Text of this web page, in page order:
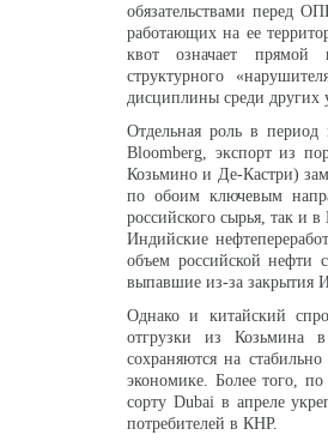
обязательствами перед
работающих на ее
квот означает прямой
структурного
дисциплины среди других
Отдельная роль в период
Bloomberg, экспорт из
Козьмино и Де-Кастри)
по обоим ключевым
российского сырья, так и
Индийские
объем российской нефти
выпавшие из-за закрытия
Однако и китайский
отгрузки из Козьмина
сохраняются на
экономике. Более того,
сорту Dubai в апреле
потребителей в КНР.